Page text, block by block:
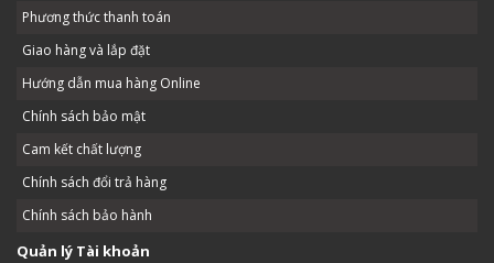
Phương thức thanh toán
Giao hàng và lắp đặt
Hướng dẫn mua hàng Online
Chính sách bảo mật
Cam kết chất lượng
Chính sách đổi trả hàng
Chính sách bảo hành
Quản lý Tài khoản